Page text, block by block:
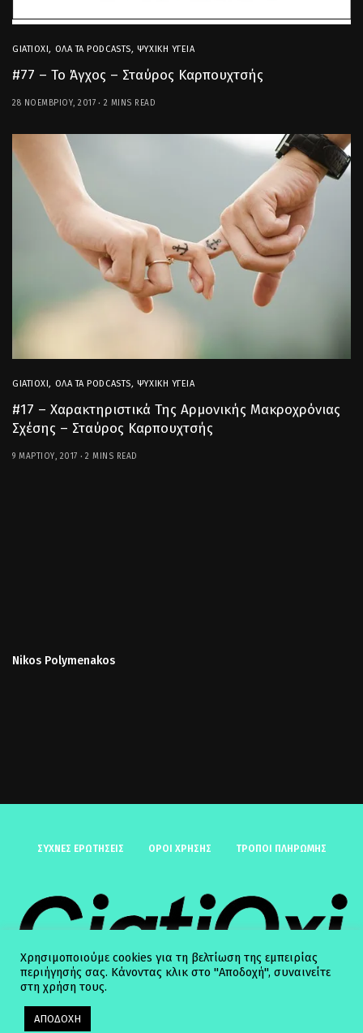
GIATIOXI, ΌΛΑ ΤΑ PODCASTS, ΨΥΧΙΚΉ ΥΓΕΊΑ
#77 – Το Άγχος – Σταύρος Καρπουχτσής
28 ΝΟΕΜΒΡΊΟΥ, 2017 2 MINS READ
GIATIOXI, ΌΛΑ ΤΑ PODCASTS, ΨΥΧΙΚΉ ΥΓΕΊΑ
#17 – Χαρακτηριστικά Της Αρμονικής Μακροχρόνιας
Σχέσης – Σταύρος Καρπουχτσής
9 ΜΑΡΤΊΟΥ, 2017 2 MINS READ
Nikos Polymenakos
ΣΥΧΝΈΣ ΕΡΩΤΉΣΕΙΣ ΟΡΟΙ ΧΡΗΣΗΣ ΤΡΟΠΟΙ ΠΛΗΡΩΜΗΣ
© 2025 GiatiOxi. All Rights Reserved.
Χρησιμοποιούμε cookies για τη βελτίωση της εμπειρίας
περιήγησής σας. Κάνοντας κλικ στο "Αποδοχή", συναινείτε
στη χρήση τους.
ΑΠΟΔΟΧΗ